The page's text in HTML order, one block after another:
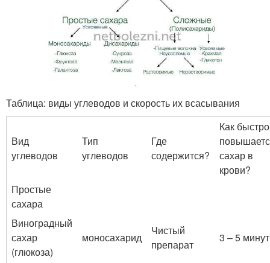
Таблица: виды углеводов и скорость их всасывания
Вид
углеводов
Тип
углеводов
Где
содержится?
Как быстро
сахар в
крови?
Простые
сахара
Виноградный
сахар
(глюкоза)
моносахарид
Чистый
препарат
3 – 5 минут